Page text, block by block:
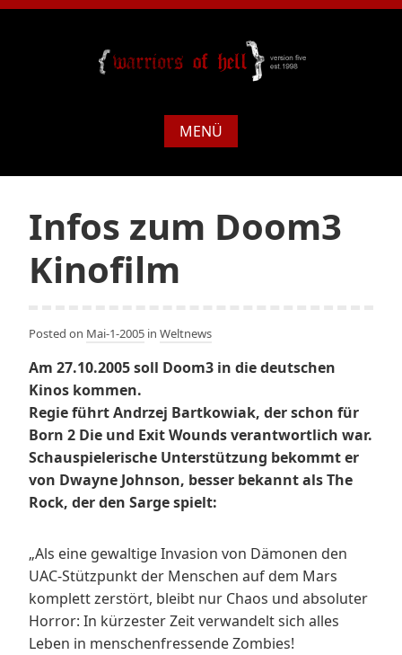
MENÜ
Infos zum Doom3
Kinofilm
Posted on Mai-1-2005 in Weltnews
Am 27.10.2005 soll Doom3 in die deutschen
Kinos kommen.
Regie führt Andrzej Bartkowiak, der schon für
Born 2 Die und Exit Wounds verantwortlich war.
Schauspielerische Unterstützung bekommt er
von Dwayne Johnson, besser bekannt als The
Rock, der den Sarge spielt:
„Als eine gewaltige Invasion von Dämonen den
UAC-Stützpunkt der Menschen auf dem Mars
komplett zerstört, bleibt nur Chaos und absoluter
Horror: In kürzester Zeit verwandelt sich alles
Leben in menschenfressende Zombies!